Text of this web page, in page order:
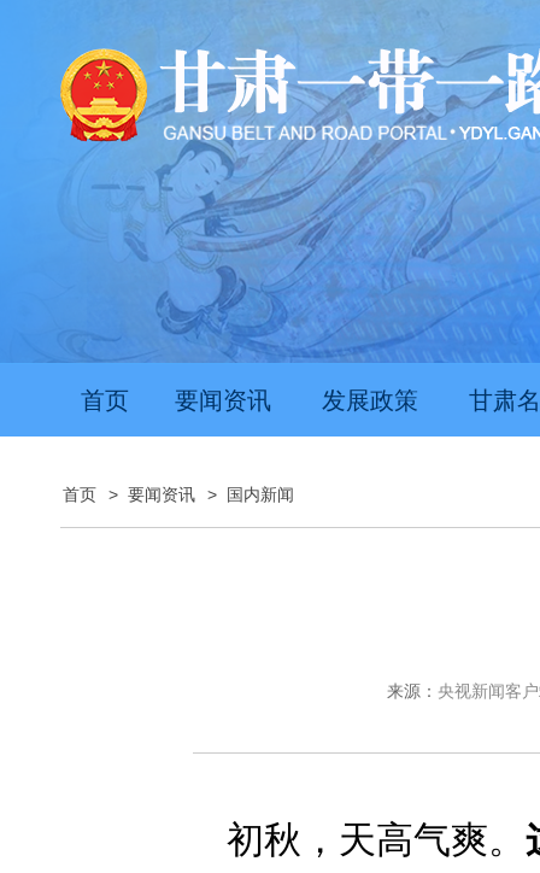
首页 要闻资讯 发展政策 甘肃
首页 > 要闻资讯 > 国内新闻
来源： 央视新闻客
初秋，天高气爽。